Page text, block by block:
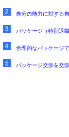
自分の能力に対する
パッケージ（特別退
合理的なパッケージ
パッケージ交渉を交